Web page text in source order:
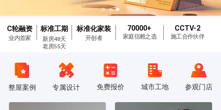
C轮融资
业内首家
标准工期
新房48天
老房55天
标准化家装
开创者
70000+
家庭信赖之选
CCTV-2
施工合作伙伴
整屋案例 专属设计 免费报价 城市工地 参观门店